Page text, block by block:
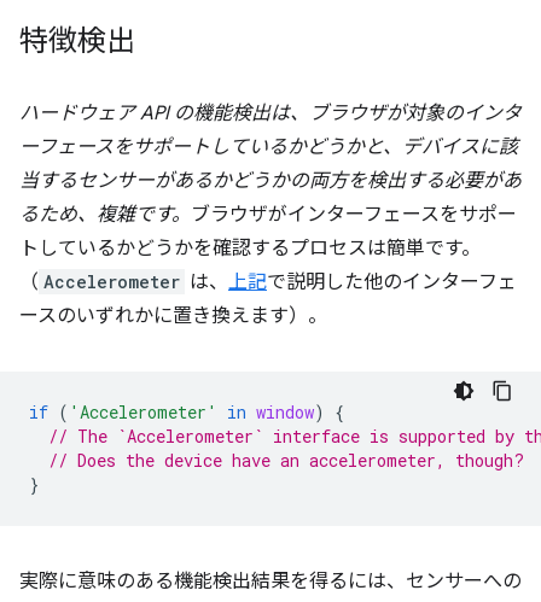
特徴検出
ハードウェア API の機能検出は、ブラウザが対象のインタ
ーフェースをサポートしているかどうかと、デバイスに該
当するセンサーがあるかどうかの両方を検出する必要があ
るため、複雑です。 ブラウザがインターフェースをサポー
トしているかどうかを確認するプロセスは簡単です。
（ Accelerometer は、 上記で説明した他のインターフェ
ースのいずれかに置き換えます）。
if ( 'Accelerometer' in window)
{
// The `Accelerometer` interface is supported by
// Does the device have an accelerometer, though?
}
実際に意味のある機能検出結果を得るには、センサーへの